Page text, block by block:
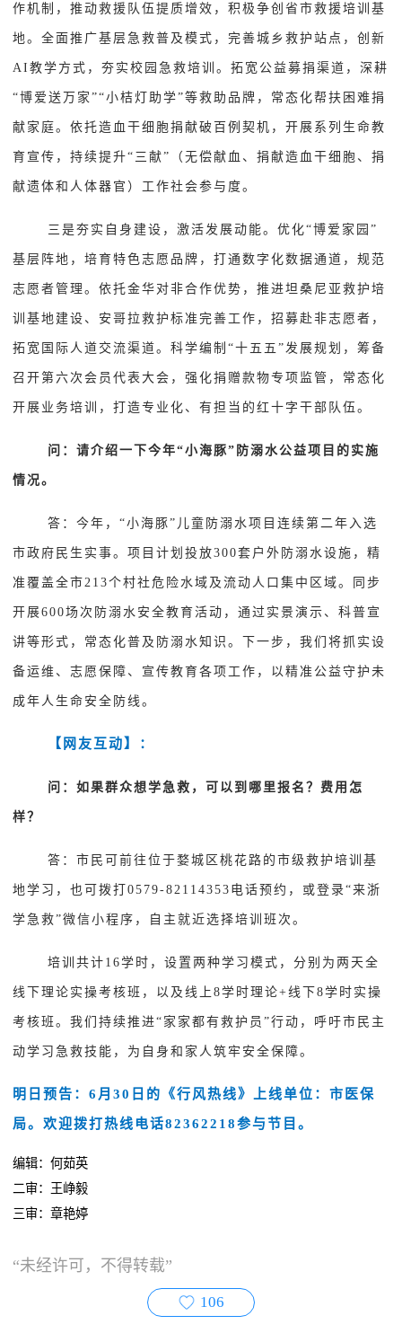
作机制，推动救援队伍提质增效，积极争创省市救援培训基
地。全面推广基层急救普及模式，完善城乡救护站点，创新
AI教学方式，夯实校园急救培训。拓宽公益募捐渠道，深耕
“博爱送万家”“小桔灯助学”等救助品牌，常态化帮扶困难捐
献家庭。依托造血干细胞捐献破百例契机，开展系列生命教
育宣传，持续提升“三献”（无偿献血、捐献造血干细胞、捐
献遗体和人体器官）工作社会参与度。
三是夯实自身建设，激活发展动能。优化“博爱家园”
基层阵地，培育特色志愿品牌，打通数字化数据通道，规范
志愿者管理。依托金华对非合作优势，推进坦桑尼亚救护培
训基地建设、安哥拉救护标准完善工作，招募赴非志愿者，
拓宽国际人道交流渠道。科学编制“十五五”发展规划，筹备
召开第六次会员代表大会，强化捐赠款物专项监管，常态化
开展业务培训，打造专业化、有担当的红十字干部队伍。
问：请介绍一下今年“小海豚”防溺水公益项目的实施
情况。
答：今年，“小海豚”儿童防溺水项目连续第二年入选
市政府民生实事。项目计划投放300套户外防溺水设施，精
准覆盖全市213个村社危险水域及流动人口集中区域。同步
开展600场次防溺水安全教育活动，通过实景演示、科普宣
讲等形式，常态化普及防溺水知识。下一步，我们将抓实设
备运维、志愿保障、宣传教育各项工作，以精准公益守护未
成年人生命安全防线。
【网 友互动】：
问：如果群众想学急救，可以到哪里报名？费用怎
样？
答：市民可前往位于婺城区桃花路的市级救护培训基
地学习，也可拨打0579-82114353电话预约，或登录“来浙
学急救”微信小程序，自主就近选择培训班次。
培训共计16学时，设置两种学习模式，分别为两天全
线下理论实操考核班，以及线上8学时理论+线下8学时实操
考核班。我们持续推进“家家都有救护员”行动，呼吁市民主
动学习急救技能，为自身和家人筑牢安全保障。
明日预告：6月30日的《行风热线》上线单位：市医保
局。欢迎拨打热线电话82362218参与节目。
编辑：何茹英
二审：王峥毅
三审：章艳婷
“未经许可，不得转载”
106